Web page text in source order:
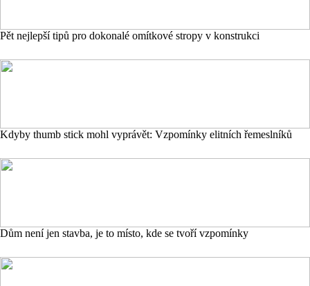
Pět nejlepší tipů pro dokonalé omítkové stropy v konstrukci
Kdyby thumb stick mohl vyprávět: Vzpomínky elitních řemeslníků
Dům není jen stavba, je to místo, kde se tvoří vzpomínky